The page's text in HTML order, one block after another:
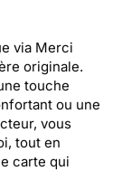
via Merci
originale.
touche
ou une
vous
tout en
carte qui